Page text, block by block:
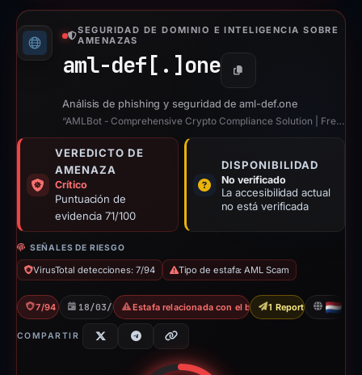
SEGURIDAD DE DOMINIO E INTELIGENCIA SOBRE
AMENAZAS
aml-def[.] one Copiar
Análisis de phishing y seguridad de aml-def.one
“AMLBot - Comprehensive Crypto Compliance Solution | Free AML Crypto Check”
VEREDICTO DE
AMENAZA
Crítico
Puntuación de
evidencia 71/100
DISPONIBILIDAD
No verificado
La accesibilidad actual
no está verificada
SEÑALES DE RIESGO
VirusTotal detecciones: 7/94 Tipo de estafa: AML Scam
7/94 VT 18/03/2026Estafa relacionada con el blanqueo de capitales
1 Report Sent
COMPARTIR